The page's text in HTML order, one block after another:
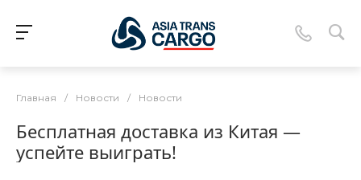
Главная / Новости / Новости
Бесплатная доставка из Китая —
успейте выиграть!